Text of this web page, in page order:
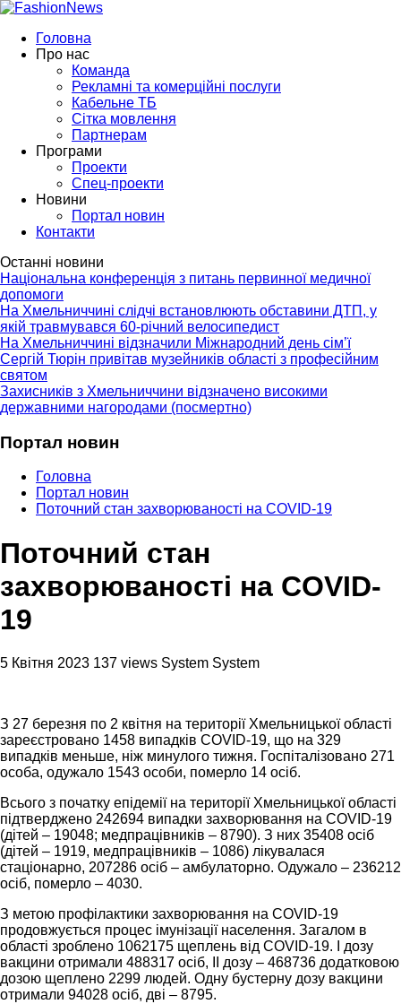
Головна
Про нас
Команда
Рекламні та комерційні послуги
Кабельне ТБ
Сітка мовлення
Партнерам
Програми
Проекти
Спец-проекти
Новини
Портал новин
Контакти
Останні новини
Національна конференція з питань первинної медичної
допомоги
На Хмельниччині слідчі встановлюють обставини ДТП, у
якій травмувався 60-річний велосипедист
На Хмельниччині відзначили Міжнародний день сім’ї
Сергій Тюрін привітав музейників області з професійним
святом
Захисників з Хмельниччини відзначено високими
державними нагородами (посмертно)
Портал новин
Головна
Портал новин
Поточний стан захворюваності на COVID-19
Поточний стан
захворюваності на COVID-
19
5 Квітня 2023 137 views System System
З 27 березня по 2 квітня на території Хмельницької області
зареєстровано 1458 випадків COVID-19, що на 329
випадків меньше, ніж минулого тижня. Госпіталізовано 271
особа, одужало 1543 особи, померло 14 осіб.
Всього з початку епідемії на території Хмельницької області
підтверджено 242694 випадки захворювання на COVID-19
(дітей – 19048; медпрацівників – 8790). З них 35408 осіб
(дітей – 1919, медпрацівників – 1086) лікувалася
стаціонарно, 207286 осіб – амбулаторно. Одужало – 236212
осіб, померло – 4030.
З метою профілактики захворювання на COVID-19
продовжується процес імунізації населення. Загалом в
області зроблено 1062175 щеплень від COVID-19. І дозу
вакцини отримали 488317 осіб, ІІ дозу – 468736 додатковою
дозою щеплено 2299 людей. Одну бустерну дозу вакцини
отримали 94028 осіб, дві – 8795.